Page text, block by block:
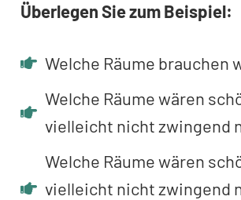
Überlegen Sie zum Beispiel:
Welche Räume brauchen
Welche Räume wären
vielleicht nicht zwingend
Welche Räume wären
vielleicht nicht zwingend